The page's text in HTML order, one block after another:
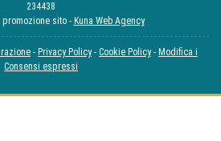
234438
promozione sito - Kuna Web Agency
- Privacy Policy- Cookie Policy- Modifica i
Consensi espressi